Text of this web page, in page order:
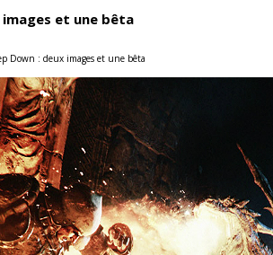
images et une bêta
Down : deux images et une bêta